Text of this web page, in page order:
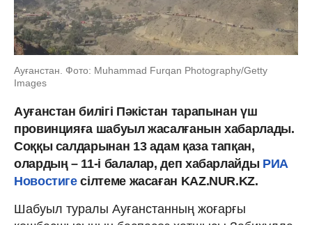
Ауғанстан. Фото: Muhammad Furqan Photography/Getty
Images
Ауғанстан билігі Пәкістан тарапынан үш
провинцияға шабуыл жасалғанын хабарлады.
Соққы салдарынан 13 адам қаза тапқан,
олардың – 11-і балалар, деп хабарлайды РИА
Новостигесілтеме жасаған KAZ.NUR.KZ.
Шабуыл туралы Ауғанстанның жоғарғы